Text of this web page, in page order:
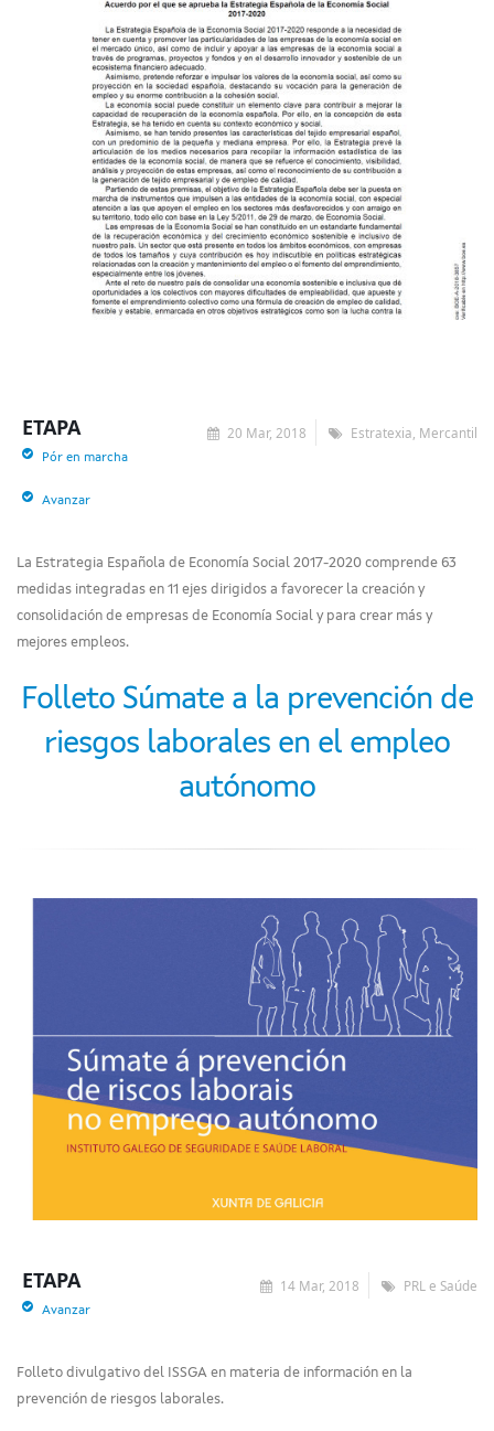
20 Mar, 2018 Estratexia, Mercantil
ETAPA
Pór en marcha
Avanzar
La Estrategia Española de Economía Social 2017-2020 comprende 63
medidas integradas en 11 ejes dirigidos a favorecer la creación y
consolidación de empresas de Economía Social y para crear más y
mejores empleos.
Folleto Súmate a la prevención de
riesgos laborales en el empleo
autónomo
14 Mar, 2018 PRL e Saúde
ETAPA
Avanzar
Folleto divulgativo del ISSGA en materia de información en la
prevención de riesgos laborales.